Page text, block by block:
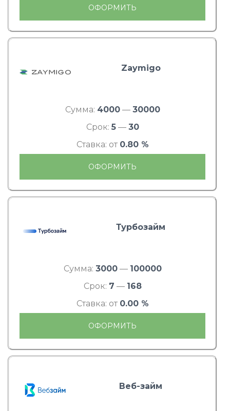
ОФОРМИТЬ
Zaymigo
Сумма: 4000— 30000
Срок: 5— 30
Ставка: от 0.80 %
ОФОРМИТЬ
Турбозайм
Сумма: 3000— 100000
Срок: 7 — 168
Ставка: от 0.00 %
ОФОРМИТЬ
Веб-займ